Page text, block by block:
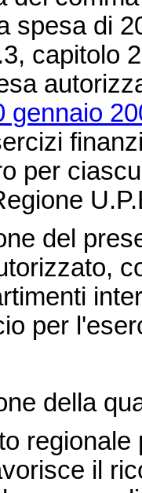
spesa di
capitolo
gennaio
per
del
per
della
regionale
il